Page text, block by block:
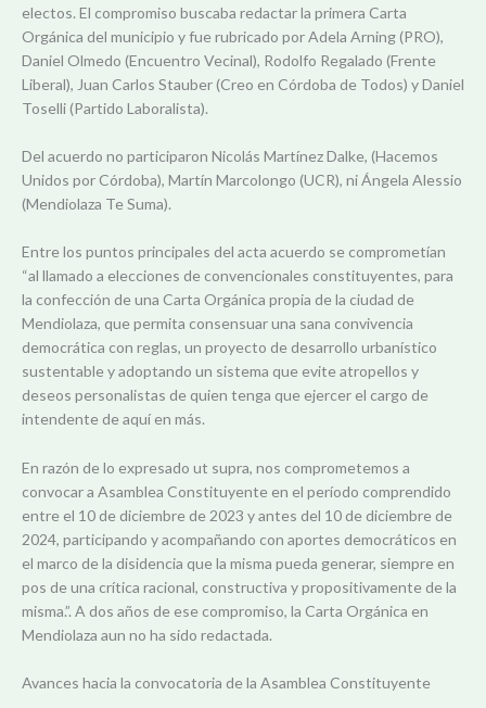
electos. El compromiso buscaba redactar la primera Carta
Orgánica del municipio y fue rubricado por Adela Arning (PRO),
Daniel Olmedo (Encuentro Vecinal), Rodolfo Regalado (Frente
Liberal), Juan Carlos Stauber (Creo en Córdoba de Todos) y Daniel
Toselli (Partido Laboralista).
Del acuerdo no participaron Nicolás Martínez Dalke, (Hacemos
Unidos por Córdoba), Martín Marcolongo (UCR), ni Ángela Alessio
(Mendiolaza Te Suma).
Entre los puntos principales del acta acuerdo se comprometían
“al llamado a elecciones de convencionales constituyentes, para
la confección de una Carta Orgánica propia de la ciudad de
Mendiolaza, que permita consensuar una sana convivencia
democrática con reglas, un proyecto de desarrollo urbanístico
sustentable y adoptando un sistema que evite atropellos y
deseos personalistas de quien tenga que ejercer el cargo de
intendente de aquí en más.
En razón de lo expresado ut supra, nos comprometemos a
convocar a Asamblea Constituyente en el período comprendido
entre el 10 de diciembre de 2023 y antes del 10 de diciembre de
2024, participando y acompañando con aportes democráticos en
el marco de la disidencia que la misma pueda generar, siempre en
pos de una crítica racional, constructiva y propositivamente de la
misma.”. A dos años de ese compromiso, la Carta Orgánica en
Mendiolaza aun no ha sido redactada.
Avances hacia la convocatoria de la Asamblea Constituyente